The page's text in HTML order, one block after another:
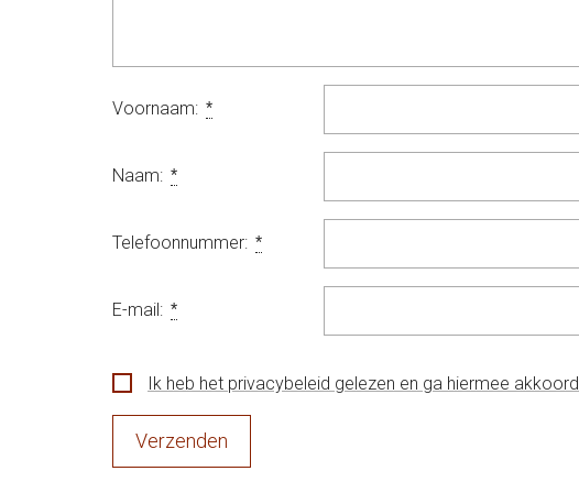
Voornaam: *
Naam: *
Telefoonnummer: *
E-mail: *
Ik heb het privacybeleid gelezen en ga hiermee akkoord.
Verzenden